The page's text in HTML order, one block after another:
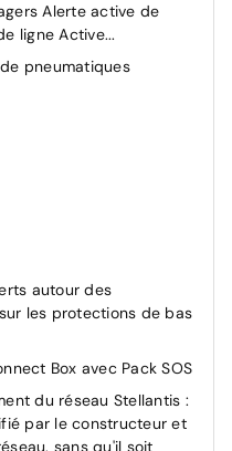
Alerte active de
ligne Active...
pneumatiques
automatique
et rideaux
autour des
les protections de bas
Box avec Pack SOS
du réseau Stellantis :
par le constructeur et
sans qu'il soit